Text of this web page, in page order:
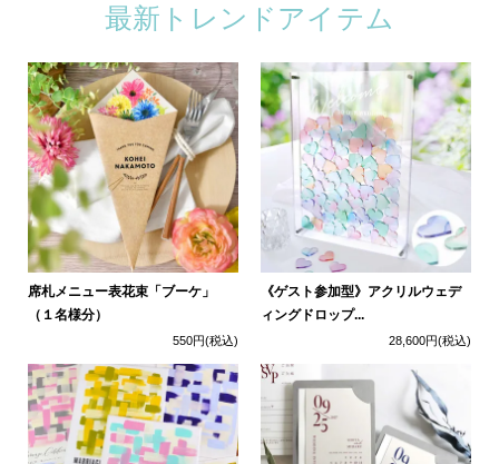
最新トレンドアイテム
席札メニュー表花束「ブーケ」
（１名様分）
550円(税込)
《ゲスト参加型》アクリルウェデ
ィングドロップ...
28,600円(税込)